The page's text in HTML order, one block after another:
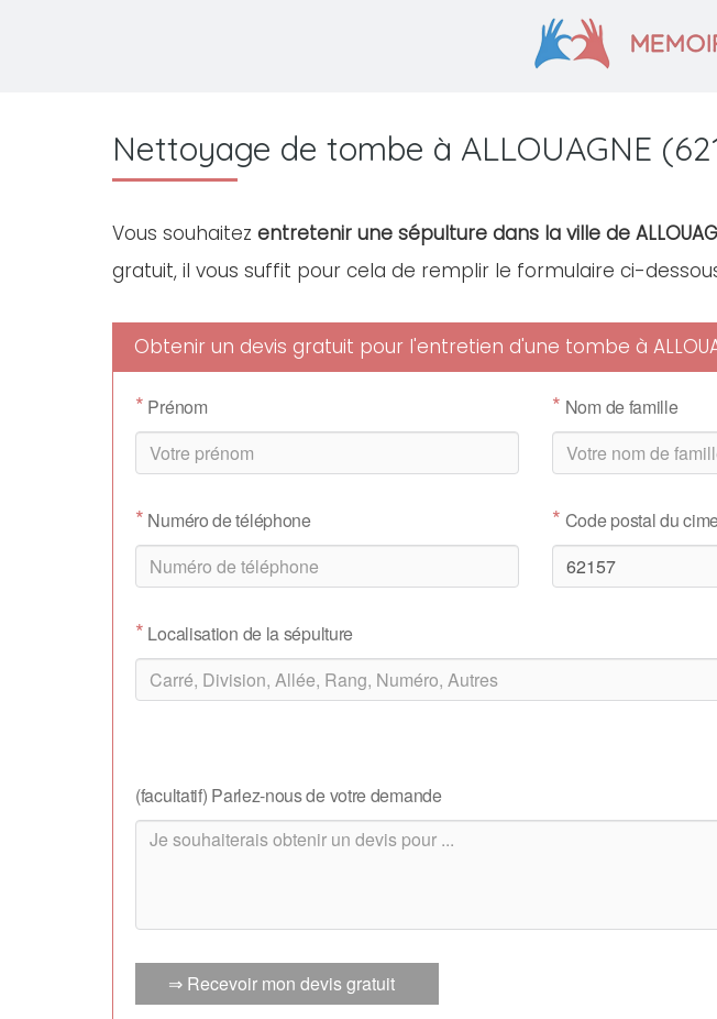
Nettoyage de tombe à ALLOUAGNE
Vous souhaitez entretenir une sépulture dans la ville de
gratuit, il vous suffit pour cela de remplir le formulaire ci-
Obtenir un devis gratuit pour l'entretien d'une tombe à
* Prénom * Nom de famille
* Numéro de téléphone * Code postal du
* Localisation de la sépulture
(facultatif) Parlez-nous de votre demande
⇒ Recevoir mon devis gratuit